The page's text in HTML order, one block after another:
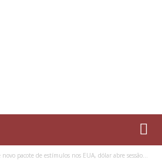
novo pacote de estímulos nos EUA, dólar abre sessão...